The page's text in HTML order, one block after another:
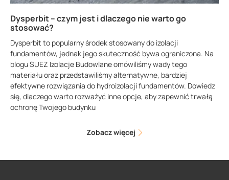
Dysperbit – czym jest i dlaczego nie warto go
stosować?
Dysperbit to popularny środek stosowany do izolacji
fundamentów, jednak jego skuteczność bywa ograniczona. Na
blogu SUEZ Izolacje Budowlane omówiliśmy wady tego
materiału oraz przedstawiliśmy alternatywne, bardziej
efektywne rozwiązania do hydroizolacji fundamentów. Dowiedz
się, dlaczego warto rozważyć inne opcje, aby zapewnić trwałą
ochronę Twojego budynku
Zobacz więcej